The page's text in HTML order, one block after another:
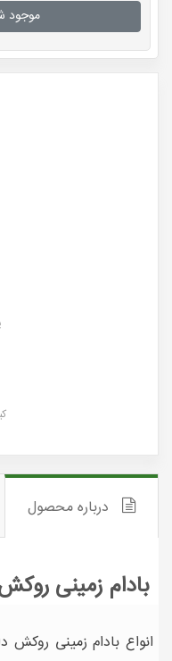
موجود
درباره محصول
بادام زمینی
انواع بادام زمینی روکش